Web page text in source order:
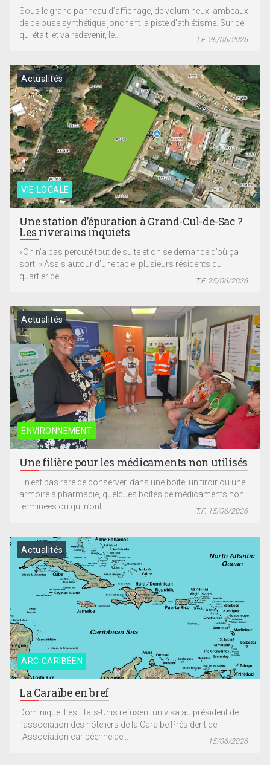
Sous le grand panneau d’affichage, de volumineux lambeaux
de pelouse synthétique jonchent la piste d’athlétisme. Sur ce
qui était, et va redevenir, le...
T.F. 26/06/2026
VIE LOCALE
Actualités
Une station d’épuration à Grand-Cul-de-Sac ?
Les riverains inquiets
«On n’a pas percuté tout de suite et on se demande d’où ça
sort. » Assis autour d’une table, plusieurs résidents du
quartier de...
T.F. 25/06/2026
ENVIRONNEMENT
Actualités
Une filière pour les médicaments non utilisés
Il n’est pas rare de conserver, dans une boîte, un tiroir ou une
armoire à pharmacie, quelques boîtes de médicaments non
terminées ou qui n’ont...
T.F. 15/06/2026
ARC CARIBÉEN
Actualités
La Caraïbe en bref
Dominique. Les Etats-Unis refusent un visa au président de
l’association des hôteliers de la Caraïbe Président de
l'Association caribéenne de...
15/06/2026